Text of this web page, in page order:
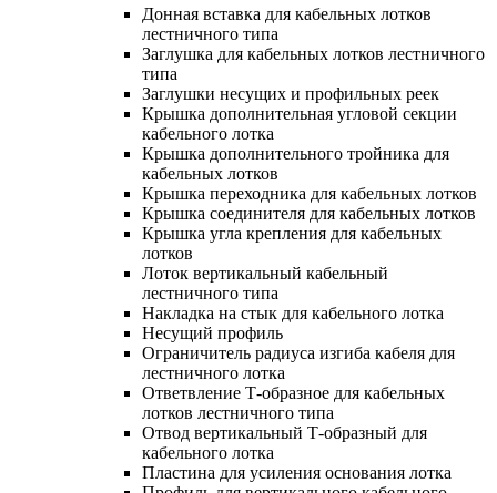
Донная вставка для кабельных лотков
лестничного типа
Заглушка для кабельных лотков лестничного
типа
Заглушки несущих и профильных реек
Крышка дополнительная угловой секции
кабельного лотка
Крышка дополнительного тройника для
кабельных лотков
Крышка переходника для кабельных лотков
Крышка соединителя для кабельных лотков
Крышка угла крепления для кабельных
лотков
Лоток вертикальный кабельный
лестничного типа
Накладка на стык для кабельного лотка
Несущий профиль
Ограничитель радиуса изгиба кабеля для
лестничного лотка
Ответвление Т-образное для кабельных
лотков лестничного типа
Отвод вертикальный Т-образный для
кабельного лотка
Пластина для усиления основания лотка